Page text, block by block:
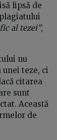
lipsă de
al tezei”,
nu
teze, ci
citarea
sunt
Această
de